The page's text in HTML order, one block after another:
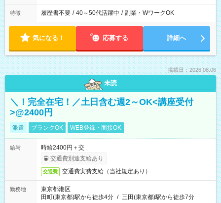
特徴 履歴書不要 / 40～50代活躍中 / 副業・WワークOK
気になる！ 応募する 詳細へ
掲載日：2026.08.06
未読
＼！完全在宅！／土日含む週2～OK<講座受付
>@2400円
派遣 ブランクOK WEB登録・面接OK
給与
時給2400円＋交
交通費別途支給あり
交通費 交通費実費支給（当社規定あり）
勤務地
東京都港区
田町(東京都)駅から徒歩4分 / 三田(東京都)駅から徒歩7分